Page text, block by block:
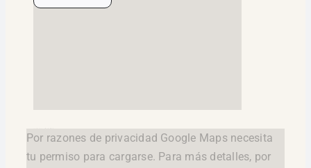
Por razones de privacidad Google Maps necesita
tu permiso para cargarse. Para más detalles, por